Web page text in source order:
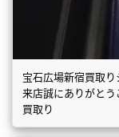
宝石広場新宿買取
来店誠にありがと
買取り